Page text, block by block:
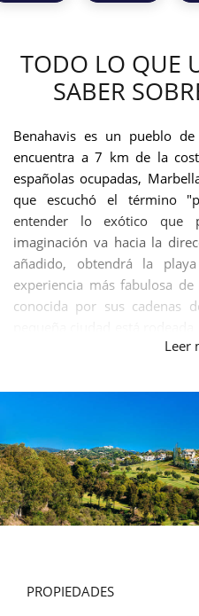
TODO LO QUE
SABER
Benahavis es un pueblo
encuentra a 7 km de la
españolas ocupadas,
que escuchó el término
entender lo exótico que
imaginación va hacia la
añadido, obtendrá la
experiencia más fabulosa
conocida por sus cadenas
de los pueblos más
Ronda. Con tres ríos
Guadalmansa), Benahavis
Leer
PROPIEDADES